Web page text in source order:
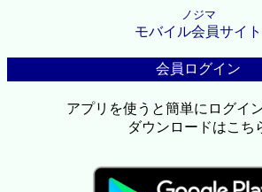
ノジマ
モバイル会員サイト
会員ログイン
アプリを使うと簡単にログイ
ダウンロードはこち